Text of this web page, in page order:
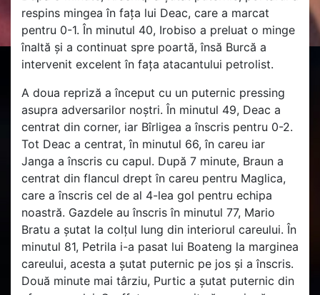
respins mingea în fața lui Deac, care a marcat
pentru 0-1. În minutul 40, Irobiso a preluat o minge
înaltă și a continuat spre poartă, însă Burcă a
intervenit excelent în fața atacantului petrolist.
A doua repriză a început cu un puternic pressing
asupra adversarilor noștri. În minutul 49, Deac a
centrat din corner, iar Bîrligea a înscris pentru 0-2.
Tot Deac a centrat, în minutul 66, în careu iar
Janga a înscris cu capul. După 7 minute, Braun a
centrat din flancul drept în careu pentru Maglica,
care a înscris cel de al 4-lea gol pentru echipa
noastră. Gazdele au înscris în minutul 77, Mario
Bratu a șutat la colțul lung din interiorul careului. În
minutul 81, Petrila i-a pasat lui Boateng la marginea
careului, acesta a șutat puternic pe jos și a înscris.
Două minute mai târziu, Purtic a șutat puternic din